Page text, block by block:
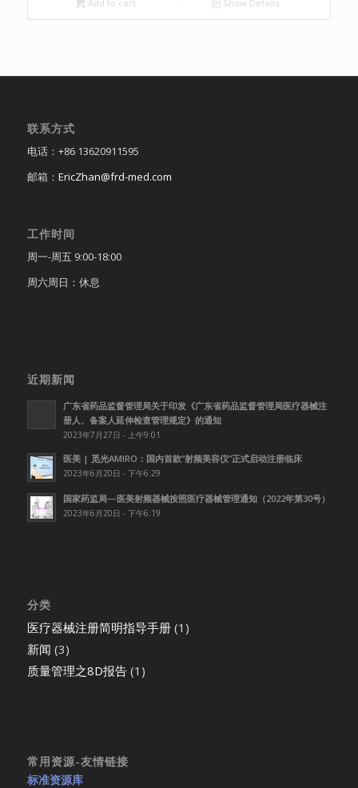
Add to cart Show Details
联系方式
电话：+86 13620911595
邮箱： EricZhan@frd-med.com
工作时间
周一-周五 9:00-18:00
周六周日：休息
近期新闻
广东省药品监督管理局关于印发《广东省药品监督管理局医疗器械注
册人、备案人延伸检查管理规定》的通知
2023年7月27日 - 上午9:01
医美 | 觅光AMIRO：国内首款”射频美容仪”正式启动注册临床
2023年6月20日 - 下午6:29
国家药监局—医美射频器械按照医疗器械管理通知（2022年第30号）
2023年6月20日 - 下午6:19
分类
医疗器械注册简明指导手册(1)
新闻 (3)
质量管理之8D报告(1)
常用资源-友情链接
标准资源库